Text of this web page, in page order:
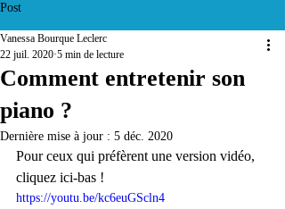
Post
Comment entretenir son
piano ?
Vanessa Bourque Leclerc
22 juil. 2020 5 min de lecture
Dernière mise à jour : 5 déc. 2020
Pour ceux qui préfèrent une version vidéo,
cliquez ici-bas !
https://youtu.be/kc6euGScln4